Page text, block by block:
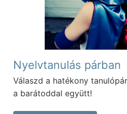
Nyelvtanulás párban
Válaszd a hatékony
a barátoddal együtt!